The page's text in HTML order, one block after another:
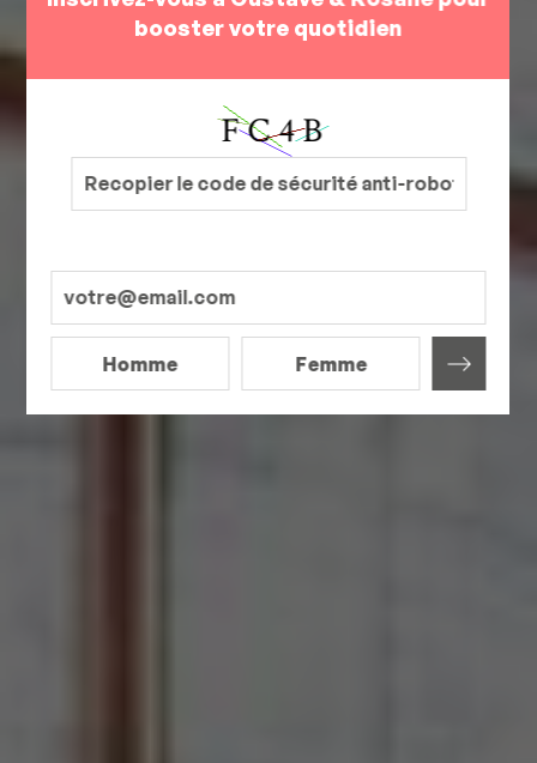
booster votre quotidien
Homme Femme